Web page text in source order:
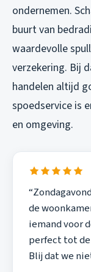
ondernemen.
buurt van
waardevolle
verzekering. Bij
handelen altijd
spoedservice is
en omgeving.
de
iemand voor
perfect tot
Blij dat we